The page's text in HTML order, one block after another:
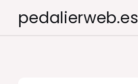
pedalierweb.es